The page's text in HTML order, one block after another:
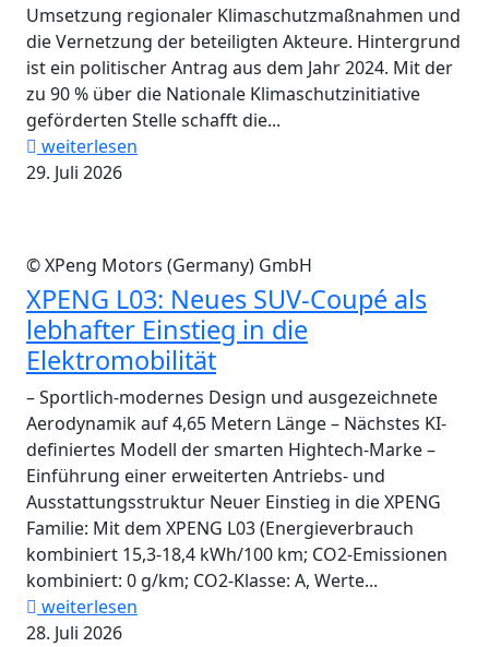
Umsetzung regionaler Klimaschutzmaßnahmen und
die Vernetzung der beteiligten Akteure. Hintergrund
ist ein politischer Antrag aus dem Jahr 2024. Mit der
zu 90 % über die Nationale Klimaschutzinitiative
geförderten Stelle schafft die...
weiterlesen
29. Juli 2026
© XPeng Motors (Germany) GmbH
XPENG L03: Neues SUV-Coupé als
lebhafter Einstieg in die
Elektromobilität
– Sportlich-modernes Design und ausgezeichnete
Aerodynamik auf 4,65 Metern Länge – Nächstes KI-
definiertes Modell der smarten Hightech-Marke –
Einführung einer erweiterten Antriebs- und
Ausstattungsstruktur Neuer Einstieg in die XPENG
Familie: Mit dem XPENG L03 (Energieverbrauch
kombiniert 15,3-18,4 kWh/100 km; CO2-Emissionen
kombiniert: 0 g/km; CO2-Klasse: A, Werte...
weiterlesen
28. Juli 2026